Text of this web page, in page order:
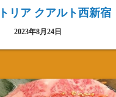
リア クアルト西新宿
2023年8月24日